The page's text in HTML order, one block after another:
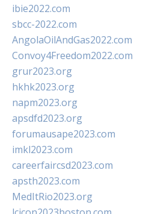
ibie2022.com
sbcc-2022.com
AngolaOilAndGas2022.com
Convoy4Freedom2022.com
grur2023.org
hkhk2023.org
napm2023.org
apsdfd2023.org
forumausape2023.com
imkl2023.com
careerfaircsd2023.com
apsth2023.com
MedItRio2023.org